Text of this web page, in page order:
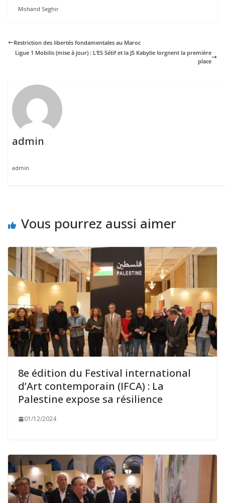
Mohand Seghir
Restriction des libertés fondamentales au Maroc
Ligue 1 Mobilis (mise à jour) : L’ES Sétif et la JS Kabylie lorgnent la première
place
admin
admin
Vous pourrez aussi aimer
8e édition du Festival international
d’Art contemporain (IFCA) : La
Palestine expose sa résilience
01/12/2024